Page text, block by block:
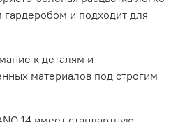
и подходит для
к деталям и
материалов под строгим